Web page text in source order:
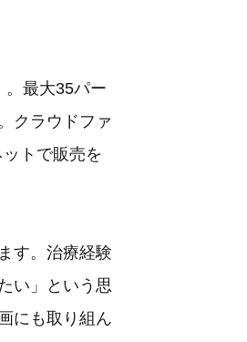
。最大35パー
クラウドファ
トで販売を
す。治療経験
い」という思
にも取り組ん